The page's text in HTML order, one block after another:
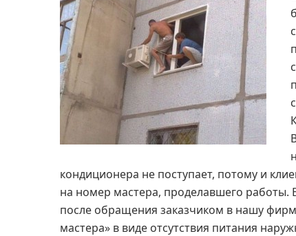
кондиционера не поступает, потому и
на номер мастера, проделавшего
после обращения заказчиком в нашу
мастера» в виде отсутствия питания